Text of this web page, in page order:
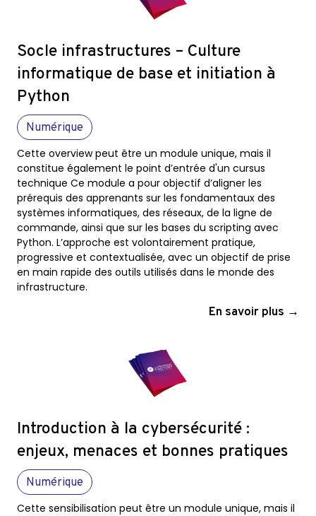
Socle infrastructures – Culture
informatique de base et initiation à
Python
Numérique
Cette overview peut être un module unique, mais il
constitue également le point d’entrée d'un cursus
technique Ce module a pour objectif d’aligner les
prérequis des apprenants sur les fondamentaux des
systèmes informatiques, des réseaux, de la ligne de
commande, ainsi que sur les bases du scripting avec
Python. L’approche est volontairement pratique,
progressive et contextualisée, avec un objectif de prise
en main rapide des outils utilisés dans le monde des
infrastructure.
En savoir plus →
Introduction à la cybersécurité :
enjeux, menaces et bonnes pratiques
Numérique
Cette sensibilisation peut être un module unique, mais il